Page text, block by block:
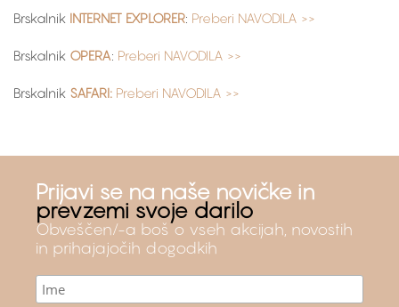
Brskalnik INTERNET EXPLORER: Preberi NAVODILA >>
Brskalnik OPERA: Preberi NAVODILA >>
Brskalnik SAFARI: Preberi NAVODILA >>
Prijavi se na naše novičke in
prevzemi svoje darilo
Obveščen/-a boš o vseh akcijah, novostih
in prihajajočih dogodkih